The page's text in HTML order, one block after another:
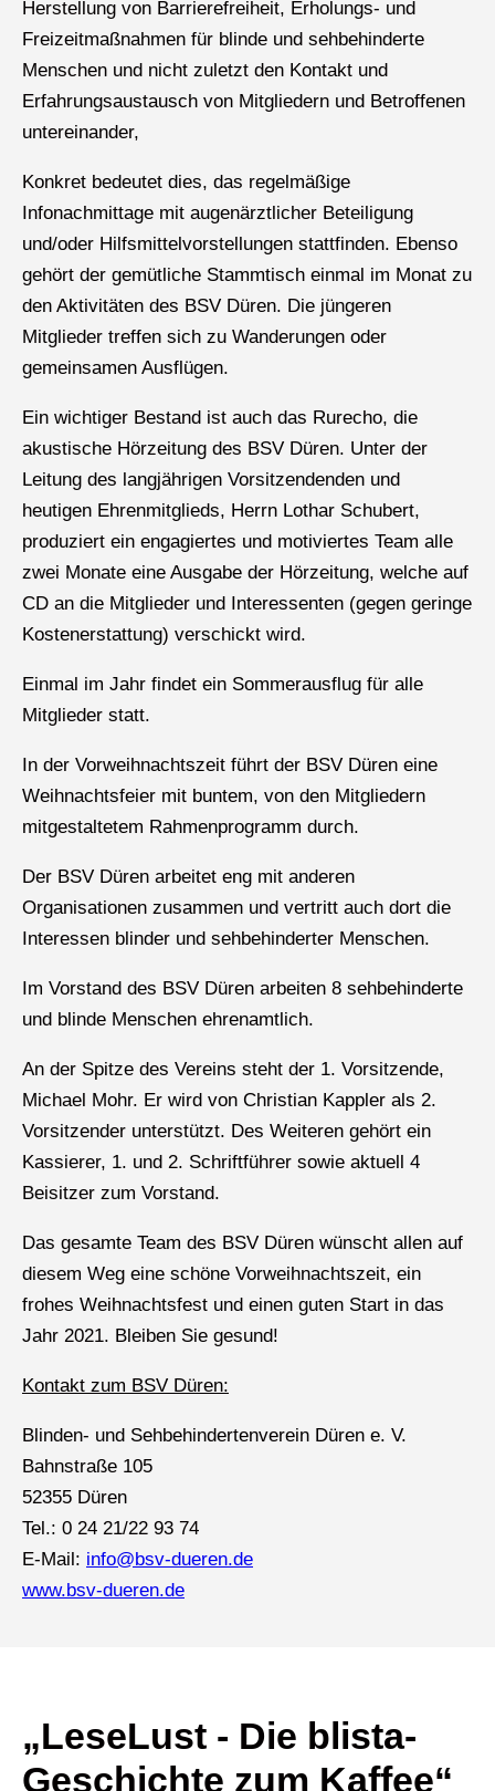
Herstellung von Barrierefreiheit, Erholungs- und
Freizeitmaßnahmen für blinde und sehbehinderte
Menschen und nicht zuletzt den Kontakt und
Erfahrungsaustausch von Mitgliedern und Betroffenen
untereinander,
Konkret bedeutet dies, das regelmäßige
Infonachmittage mit augenärztlicher Beteiligung
und/oder Hilfsmittelvorstellungen stattfinden. Ebenso
gehört der gemütliche Stammtisch einmal im Monat zu
den Aktivitäten des BSV Düren. Die jüngeren
Mitglieder treffen sich zu Wanderungen oder
gemeinsamen Ausflügen.
Ein wichtiger Bestand ist auch das Rurecho, die
akustische Hörzeitung des BSV Düren. Unter der
Leitung des langjährigen Vorsitzendenden und
heutigen Ehrenmitglieds, Herrn Lothar Schubert,
produziert ein engagiertes und motiviertes Team alle
zwei Monate eine Ausgabe der Hörzeitung, welche auf
CD an die Mitglieder und Interessenten (gegen geringe
Kostenerstattung) verschickt wird.
Einmal im Jahr findet ein Sommerausflug für alle
Mitglieder statt.
In der Vorweihnachtszeit führt der BSV Düren eine
Weihnachtsfeier mit buntem, von den Mitgliedern
mitgestaltetem Rahmenprogramm durch.
Der BSV Düren arbeitet eng mit anderen
Organisationen zusammen und vertritt auch dort die
Interessen blinder und sehbehinderter Menschen.
Im Vorstand des BSV Düren arbeiten 8 sehbehinderte
und blinde Menschen ehrenamtlich.
An der Spitze des Vereins steht der 1. Vorsitzende,
Michael Mohr. Er wird von Christian Kappler als 2.
Vorsitzender unterstützt. Des Weiteren gehört ein
Kassierer, 1. und 2. Schriftführer sowie aktuell 4
Beisitzer zum Vorstand.
Das gesamte Team des BSV Düren wünscht allen auf
diesem Weg eine schöne Vorweihnachtszeit, ein
frohes Weihnachtsfest und einen guten Start in das
Jahr 2021. Bleiben Sie gesund!
Kontakt zum BSV Düren:
Blinden- und Sehbehindertenverein Düren e. V.
Bahnstraße 105
52355 Düren
Tel.: 0 24 21/22 93 74
E-Mail: info@bsv-dueren.de
www.bsv-dueren.de
„LeseLust - Die blista-
Geschichte zum Kaffee“